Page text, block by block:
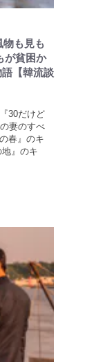
物も見も
が貧困か
【韓流談
30だけど
妻のすべ
春』のキ
』のキ